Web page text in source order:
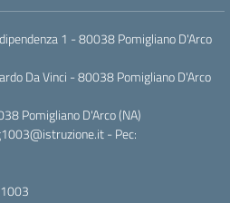
1 - 80038 Pomigliano D'Arco
Da Vinci - 80038 Pomigliano D'Arco
Pomigliano D'Arco (NA)
- Pec: